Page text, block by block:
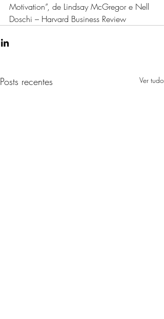
Motivation”, de Lindsay McGregor e Nell
Doschi – Harvard Business Review
Posts recentes Ver tudo